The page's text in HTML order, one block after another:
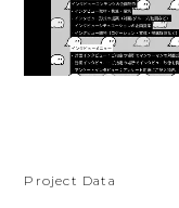
Project Data